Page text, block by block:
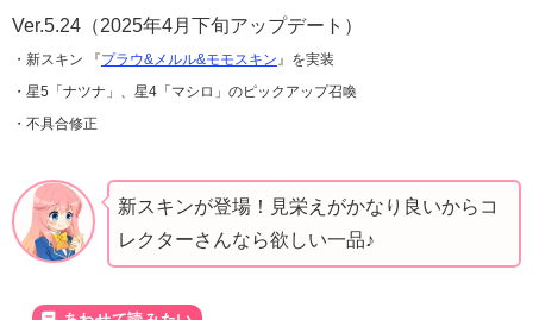
Ver.5.24（2025年4月下旬アップデート）
・新スキン 『プラウ&メルル&モモスキン 』を実装
・星5「ナツナ」、星4「マシロ」のピックアップ召喚
・不具合修正
新スキンが登場！見栄えがかなり良いからコ
レクターさんなら欲しい一品♪